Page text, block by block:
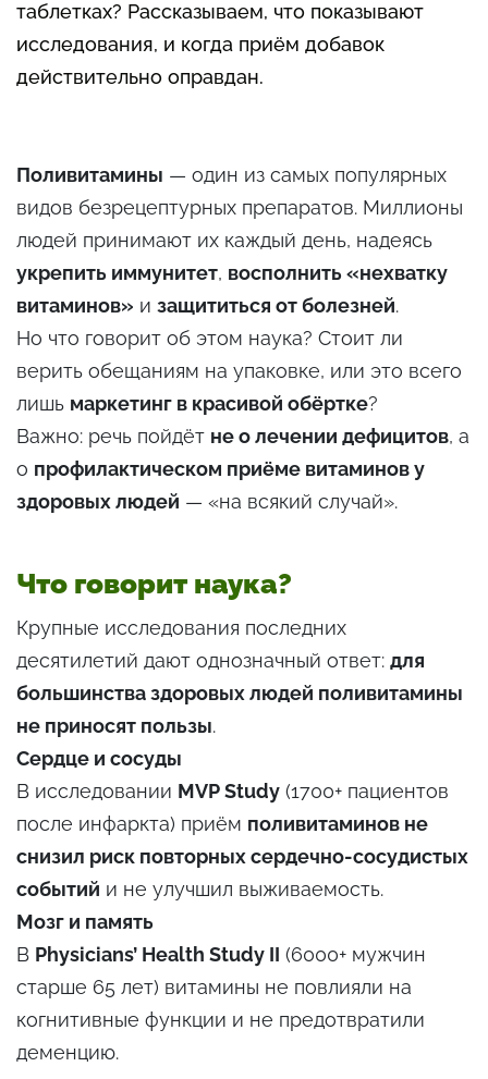
таблетках? Рассказываем, что показывают
исследования, и когда приём добавок
действительно оправдан.
Поливитамины — один из самых популярных
видов безрецептурных препаратов. Миллионы
людей принимают их каждый день, надеясь
укрепить иммунитет, восполнить «нехватку
витаминов» и защититься от болезней.
Но что говорит об этом наука? Стоит ли
верить обещаниям на упаковке, или это всего
лишь маркетинг в красивой обёртке?
Важно: речь пойдёт не о лечении дефицитов, а
о профилактическом приёме витаминов у
здоровых людей — «на всякий случай».
Что говорит наука?
Крупные исследования последних
десятилетий дают однозначный ответ: для
большинства здоровых людей поливитамины
не приносят пользы.
Сердце и сосуды
В исследовании MVP Study (1700+ пациентов
после инфаркта) приём поливитаминов не
снизил риск повторных сердечно-сосудистых
событий и не улучшил выживаемость.
Мозг и память
В Physicians’ Health Study II (6000+ мужчин
старше 65 лет) витамины не повлияли на
когнитивные функции и не предотвратили
деменцию.